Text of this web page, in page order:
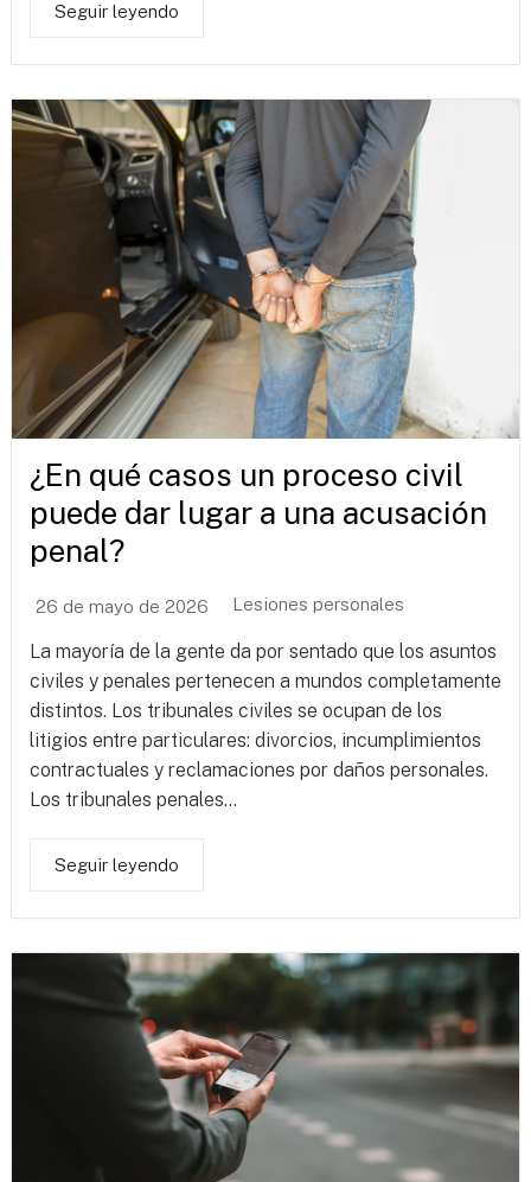
Seguir leyendo
¿En qué casos un proceso civil
puede dar lugar a una acusación
penal?
26 de mayo de 2026 Lesiones personales
La mayoría de la gente da por sentado que los asuntos
civiles y penales pertenecen a mundos completamente
distintos. Los tribunales civiles se ocupan de los
litigios entre particulares: divorcios, incumplimientos
contractuales y reclamaciones por daños personales.
Los tribunales penales...
Seguir leyendo